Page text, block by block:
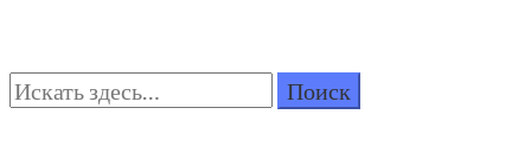
Поиск: